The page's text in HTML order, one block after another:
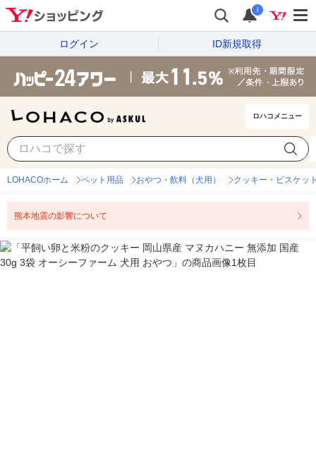
i
ログイン ID新規取得
ロハコメニュー
LOHACOホーム ペット用品 おやつ・飲料（犬用） クッキー・ビスケッ
熊本地震の影響について